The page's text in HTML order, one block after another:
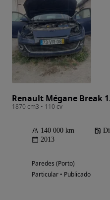
Renault Mégane Break
1870 cm3 • 110 cv
140 000 km
2013
Paredes (Porto)
Particular • Publicado